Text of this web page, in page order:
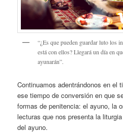
“¿Es que pueden guardar luto los
está con ellos? Llegará un día en
ayunarán”.
Continuamos adentrándonos en el
ese tiempo de conversión en que
formas de penitencia: el ayuno, la
lecturas que nos presenta la
del ayuno.